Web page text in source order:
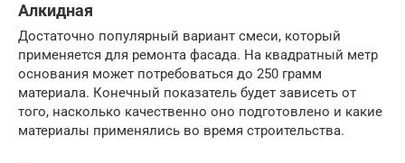
Алкидная
Достаточно популярный вариант смеси, который
применяется для ремонта фасада. На квадратный метр
основания может потребоваться до 250 грамм
материала. Конечный показатель будет зависеть от
того, насколько качественно оно подготовлено и какие
материалы применялись во время строительства.